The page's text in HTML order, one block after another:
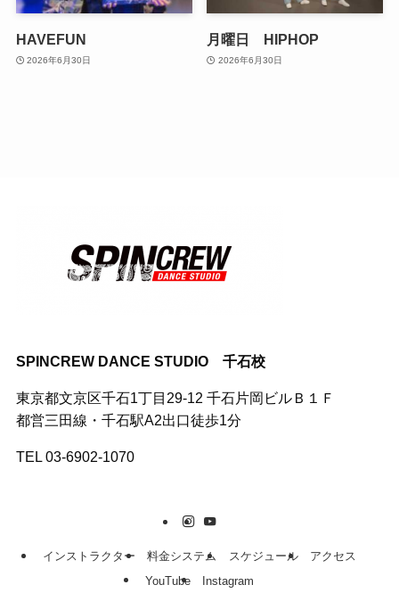
HAVEFUN
2026年6月30日
月曜日 HIPHOP
2026年6月30日
SPINCREW DANCE STUDIO 千石校
東京都文京区千石1丁目29-12 千石片岡ビルＢ１Ｆ
都営三田線・千石駅A2出口徒歩1分
TEL 03-6902-1070
インストラクター 料金システム スケジュール
アクセス
YouTube
Instagram